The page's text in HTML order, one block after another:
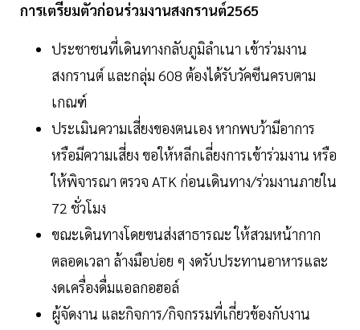
การเตรียมตัวก่อนร่วมงานสงกรานต์2565
ประชาชนที่เดินทางกลับภูมิลำเนา เข้าร่วมงาน
สงกรานต์ และกลุ่ม 608 ต้องได้รับวัคซีนครบตาม
เกณฑ์
ประเมินความเสี่ยงของตนเอง หากพบว้ามีอาการ
หรือมีความเสี่ยง ขอให้หลีกเลี่ยงการเข้าร่วมงาน หรือ
ให้พิจารณา ตรวจ ATK ก่อนเดินทาง/ร่วมงานภายใน
72 ชั่วโมง
ขณะเดินทางโดยขนส่งสาธารณะ ให้สวมหน้ากาก
ตลอดเวลา ล้างมือบ่อย ๆ งดรับประทานอาหารและ
งดเครื่องดื่มแอลกอฮอล์
ผู้จัดงาน และกิจการ/กิจกรรมที่เกี่ยวข้องกับงาน